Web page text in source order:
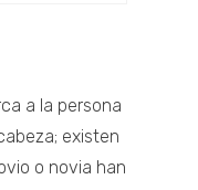
a la persona
existen
o novia han